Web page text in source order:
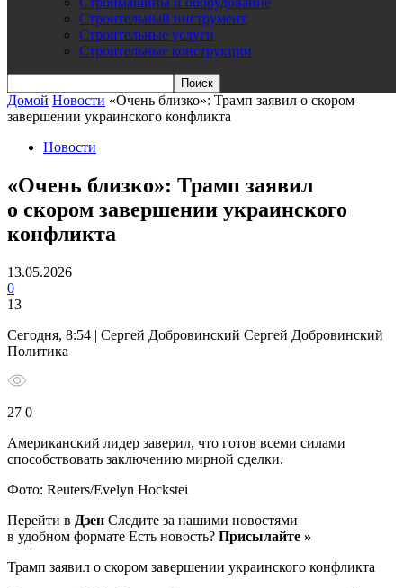
Строительный инструмент
Строительные услуги
Строительные конструкции
Домой Новости «Очень близко»: Трамп заявил о скором
завершении украинского конфликта
Новости
«Очень близко»: Трамп заявил
о скором завершении украинского
конфликта
13.05.2026
0
13
Сегодня, 8:54 | Сергей Добровинский Сергей Добровинский
Политика
27 0
Американский лидер заверил, что готов всеми силами
способствовать заключению мирной сделки.
Фото: Reuters/Evelyn Hockstei
Перейти в Дзен Следите за нашими новостями
в удобном формате Есть новость? Присылайте »
Трамп заявил о скором завершении украинского конфликта